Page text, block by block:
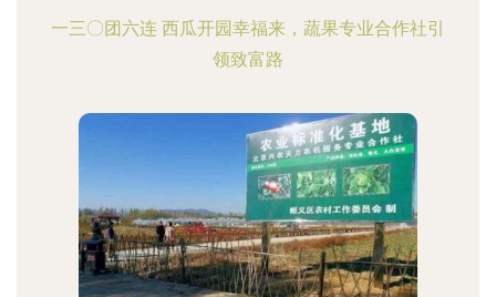
一三〇团六连 西瓜开园幸福来，蔬果专业合作社引
领致富路